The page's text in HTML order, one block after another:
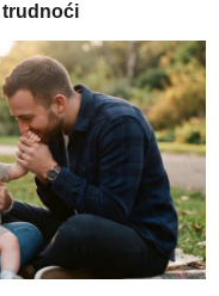
trudnoći